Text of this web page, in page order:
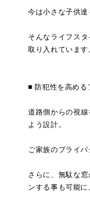
今は小さな子供達
そんなライフス
取り入れています
■ 防犯性を高める
道路側からの視
よう設計。
ご家族のプライバ
さらに、無駄な
ンする事も可能に